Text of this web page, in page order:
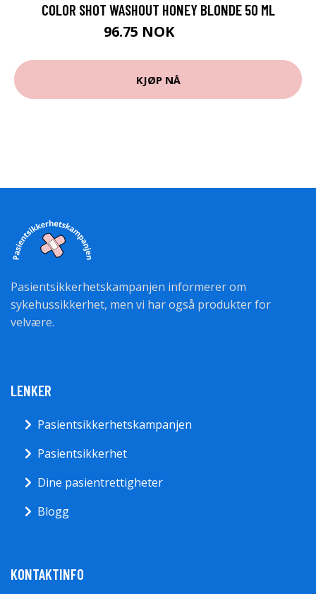
COLOR SHOT WASHOUT HONEY BLONDE 50 ML
96.75 NOK
KJØP NÅ
Pasientsikkerhetskampanjen informerer om
sykehussikkerhet, men vi har også produkter for
velvære.
LENKER
Pasientsikkerhetskampanjen
Pasientsikkerhet
Dine pasientrettigheter
Blogg
KONTAKTINFO